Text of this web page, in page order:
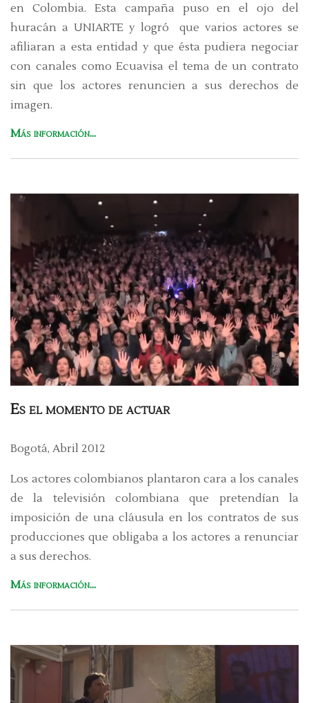
en Colombia. Esta campaña puso en el ojo del
huracán a UNIARTE y logró que varios actores se
afiliaran a esta entidad y que ésta pudiera negociar
con canales como Ecuavisa el tema de un contrato
sin que los actores renuncien a sus derechos de
imagen.
Más información...
Es el momento de actuar
Bogotá, Abril 2012
Los actores colombianos plantaron cara a los canales
de la televisión colombiana que pretendían la
imposición de una cláusula en los contratos de sus
producciones que obligaba a los actores a renunciar
a sus derechos.
Más información...